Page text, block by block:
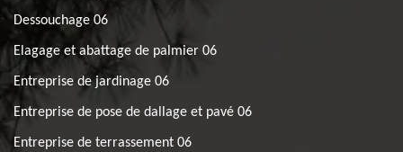
Dessouchage 06
Elagage et abattage de palmier 06
Entreprise de jardinage 06
Entreprise de pose de dallage et pavé 06
Entreprise de terrassement 06